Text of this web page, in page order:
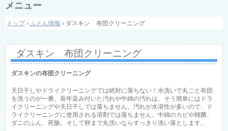
メニュー
ン
へ
トップ › ふとん情報 › ダスキン 布団クリーニング
ダスキン 布団クリーニング
ダスキンの布団クリーニング
天日干しやドライクリーニングでは絶対に落ちない！水洗いで丸ごと布団
を洗うのが一番。長年染み付いた汚れや中綿の汚れは、そう簡単にはドラ
イクリーニングや天日干しでは落ちません。汚れが水溶性が多いので、ド
ライクリーニングに使用される溶剤では落ちません。中綿のカビや雑菌、
ダニのふん、死骸。そして卵まで丸洗いならすっきり洗い落とします。